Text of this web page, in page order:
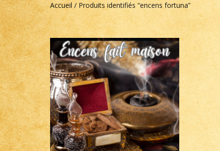
Accueil / Produits identifiés “encens fortuna”